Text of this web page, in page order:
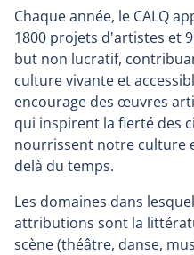
Chaque année, le CALQ
1800 projets d'artistes et
but non lucratif,
culture vivante et
encourage des œuvres
qui inspirent la fierté des
nourrissent notre culture
delà du temps.
Les domaines dans
attributions sont la
scène (théâtre, danse,